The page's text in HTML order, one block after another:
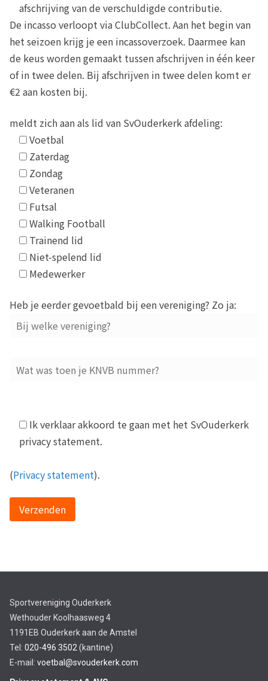
afschrijving van de verschuldigde contributie.
De incasso verloopt via ClubCollect. Aan het begin van
het seizoen krijg je een incassoverzoek. Daarmee kan
de keus worden gemaakt tussen afschrijven in één keer
of in twee delen. Bij afschrijven in twee delen komt er
€2 aan kosten bij.
meldt zich aan als lid van SvOuderkerk afdeling:
Voetbal
Zaterdag
Zondag
Veteranen
Futsal
Walking Football
Trainend lid
Niet-spelend lid
Medewerker
Heb je eerder gevoetbald bij een vereniging? Zo ja:
Ik verklaar akkoord te gaan met het SvOuderkerk
privacy statement.
(Privacy statement).
Sportvereniging Ouderkerk
Wethouder Koolhaasweg 4
1191EB Ouderkerk aan de Amstel
Tel: 020-496 3502 (kantine)
E-mail: voetbal@svouderkerk.com